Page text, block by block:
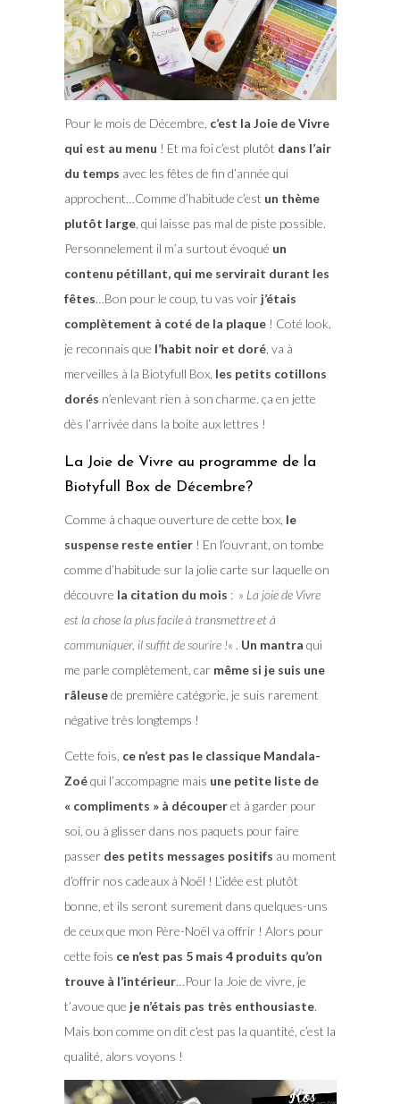
Pour le mois de Décembre, c’est la Joie de Vivre
qui est au menu ! Et ma foi c’est plutôt dans l’air
du temps avec les fêtes de fin d’année qui
approchent…Comme d’habitude c’est un thème
plutôt large, qui laisse pas mal de piste possible.
Personnelement il m’a surtout évoqué un
contenu pétillant, qui me servirait durant les
fêtes…Bon pour le coup, tu vas voirj’étais
complètement à coté de la plaque! Coté look,
je reconnais que l’habit noir et doré, va à
merveilles à la Biotyfull Box, les petits cotillons
dorés n’enlevant rien à son charme. ça en jette
dès l’arrivée dans la boite aux lettres !
La Joie de Vivre au programme de la
Biotyfull Box de Décembre?
Comme à chaque ouverture de cette box, le
suspense reste entier! En l’ouvrant, on tombe
comme d’habitude sur la jolie carte sur laquelle on
découvre la citation du mois : » La joie de Vivre
est la chose la plus facile à transmettre et à
communiquer, il suffit de sourire !« . Un mantra qui
me parle complètement, car même si je suis une
râleusede première catégorie, je suis rarement
négative très longtemps !
Cette fois, ce n’est pas le classique Mandala-
Zoéqui l’accompagne mais une petite liste de
« compliments » à découperet à garder pour
soi, ou à glisser dans nos paquets pour faire
passer des petits messages positifs au moment
d’offrir nos cadeaux à Noël ! L’idée est plutôt
bonne, et ils seront surement dans quelques-uns
de ceux que mon Père-Noël va offrir ! Alors pour
cette fois ce n’est pas 5 mais 4 produits qu’on
trouve à l’intérieur…Pour la Joie de vivre, je
t’avoue que je n’étais pas très enthousiaste.
Mais bon comme on dit c’est pas la quantité, c’est la
qualité, alors voyons !